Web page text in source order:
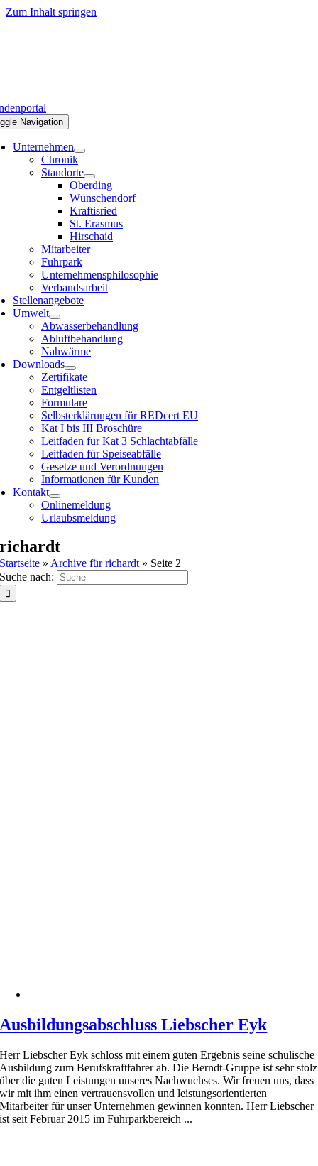
Zum Inhalt springen
Navigation
Unternehmen
Chronik
Standorte
Oberding
Wünschendorf
Kraftisried
St. Erasmus
Hirschaid
Mitarbeiter
Fuhrpark
Unternehmensphilosophie
Verbandsarbeit
Stellenangebote
Umwelt
Abwasserbehandlung
Abluftbehandlung
Nahwärme
Downloads
Zertifikate
Entgeltlisten
Formulare
Selbsterklärungen für REDcert EU
Kat I bis III Broschüre
Leitfaden für Kat 3 Schlachtabfälle
Leitfaden für Speiseabfälle
Gesetze und Verordnungen
Informationen für Kunden
Kontakt
Onlinemeldung
Urlaubsmeldung
richardt
Startseite » Archive für richardt » Seite 2
Suche nach:
Ausbildungsabschluss Liebscher Eyk
Herr Liebscher Eyk schloss mit einem guten Ergebnis seine schulische
Ausbildung zum Berufskraftfahrer ab. Die Berndt-Gruppe ist sehr stolz
über die guten Leistungen unseres Nachwuchses. Wir freuen uns, dass
wir mit ihm einen vertrauensvollen und leistungsorientierten
Mitarbeiter für unser Unternehmen gewinnen konnten. Herr Liebscher
ist seit Februar 2015 im Fuhrparkbereich ...